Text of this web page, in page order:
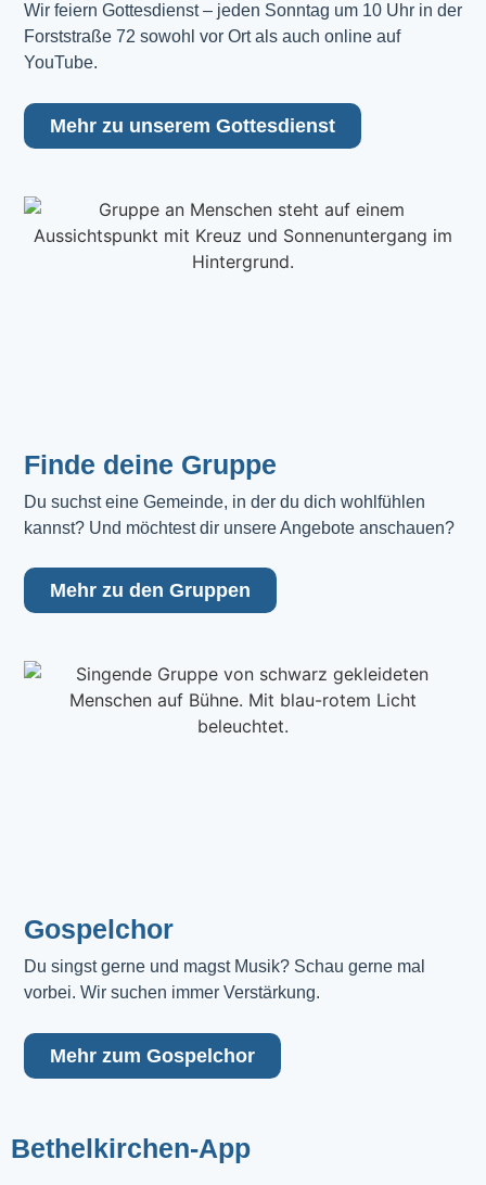
Wir feiern Gottesdienst – jeden Sonntag um 10 Uhr in der
Forststraße 72 sowohl vor Ort als auch online auf
YouTube.
Mehr zu unserem Gottesdienst
Finde deine Gruppe
Du suchst eine Gemeinde, in der du dich wohlfühlen
kannst? Und möchtest dir unsere Angebote anschauen?
Mehr zu den Gruppen
Gospelchor
Du singst gerne und magst Musik? Schau gerne mal
vorbei. Wir suchen immer Verstärkung.
Mehr zum Gospelchor
Bethelkirchen-App